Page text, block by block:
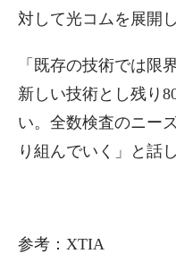
対して光コムを展開
「既存の技術では限
新しい技術とし残り
い。全数検査のニー
り組んでいく」と話
参考：XTIA